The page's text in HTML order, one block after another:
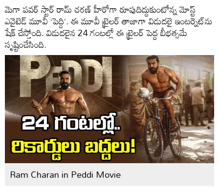
మెగా పవర్ స్టార్ రామ్ చరణ్ హీరోగా రూపుదిద్దుకుంటోన్న మోస్ట్
ఎవైటెడ్ మూవీ ‘పెద్ది’. ఈ మూవీ ట్రైలర్ తాజాగా విడుదలై ఇంటర్నెట్‌ను
షేక్ చేస్తోంది. విడుదలైన 24 గంటల్లో ఈ ట్రైలర్ పెద్ద బీభత్సమే
సృష్టించేసింది.
Ram Charan in Peddi Movie